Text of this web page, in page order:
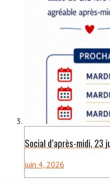
Social d’après-midi, 23
juin 4, 2026